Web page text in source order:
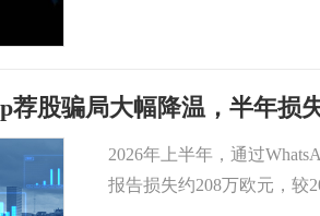
荐股骗局大幅降温，半年损
2026年上半年，通过
报告损失约208万欧元，较